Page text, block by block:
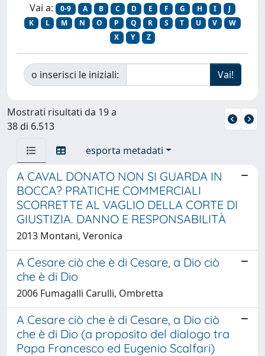
Vai a: 0-9 A B C D E F G H I
J
K
L M N O P Q R S T U V
W
X
Y Z
o inserisci le iniziali:
Mostrati risultati da 19 a
38 di 6.513
esporta metadati
A CAVAL DONATO NON SI GUARDA IN
BOCCA? PRATICHE COMMERCIALI
SCORRETTE AL VAGLIO DELLA CORTE DI
GIUSTIZIA. DANNO E RESPONSABILITÀ
2013 Montani, Veronica
A Cesare ciò che è di Cesare, a Dio ciò
che è di Dio
2006 Fumagalli Carulli, Ombretta
A Cesare ciò che è di Cesare, a Dio ciò
che è di Dio (a proposito del dialogo tra
Papa Francesco ed Eugenio Scalfari)